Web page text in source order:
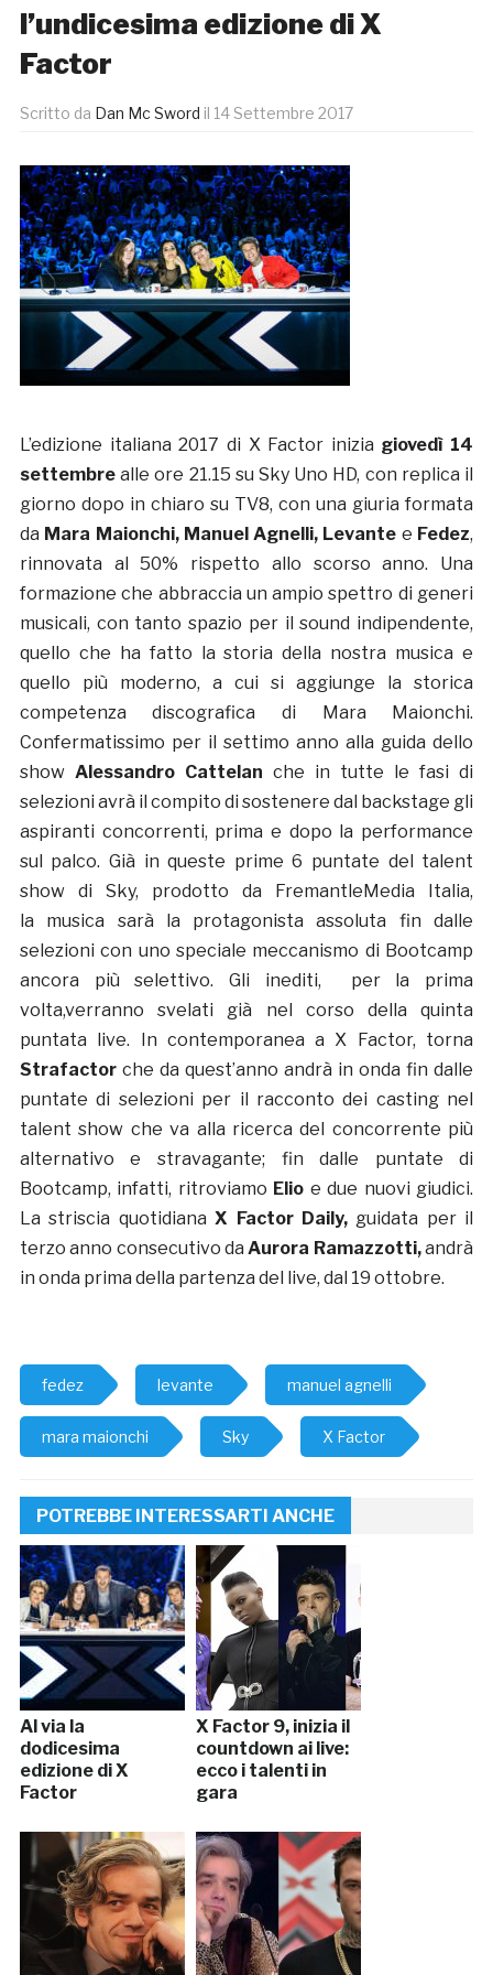
l’undicesima edizione di X
Factor
Scritto da Dan Mc Sword il 14 Settembre 2017
L’edizione italiana 2017 di X Factor inizia giovedì 14
settembrealle ore 21.15 su Sky Uno HD, con replica il
giorno dopo in chiaro su TV8, con una giuria formata
da Mara Maionchi, Manuel Agnelli, Levante e Fedez,
rinnovata al 50% rispetto allo scorso anno. Una
formazione che abbraccia un ampio spettro di generi
musicali, con tanto spazio per il sound indipendente,
quello che ha fatto la storia della nostra musica e
quello più moderno, a cui si aggiunge la storica
competenza discografica di Mara Maionchi.
Confermatissimo per il settimo anno alla guida dello
show Alessandro Cattelan che in tutte le fasi di
selezioni avrà il compito di sostenere dal backstage gli
aspiranti concorrenti, prima e dopo la performance
sul palco. Già in queste prime 6 puntate del talent
show di Sky, prodotto da FremantleMedia Italia,
la musica sarà la protagonista assoluta fin dalle
selezioni con uno speciale meccanismo di Bootcamp
ancora più selettivo. Gli inediti, per la prima
volta,verranno svelati già nel corso della quinta
puntata live. In contemporanea a X Factor, torna
Strafactorche da quest’anno andrà in onda fin dalle
puntate di selezioni per il racconto dei casting nel
talent show che va alla ricerca del concorrente più
alternativo e stravagante; fin dalle puntate di
Bootcamp, infatti, ritroviamo Elio e due nuovi giudici.
La striscia quotidiana X Factor Daily, guidata per il
terzo anno consecutivo daAurora Ramazzotti,andrà
in onda prima della partenza del live, dal 19 ottobre.
fedez levante manuel agnelli
mara maionchi Sky X Factor
POTREBBE INTERESSARTI ANCHE
Al via la
dodicesima
edizione di X
Factor
X Factor 9, inizia il
countdown ai live:
ecco i talenti in
gara